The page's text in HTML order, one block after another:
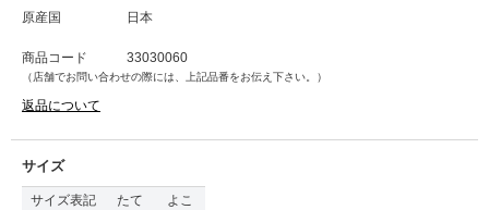
100年以上の歴史を誇り、数々の品質基準をクリアした製品で、特に熟練し
た職人による繊細な製造工程と、今治市特有の良質な水を使用することで、
原産国 日本
商品コード 33030060
（店舗でお問い合わせの際には、上記品番をお伝え下さい。）
返品について
サイズ
サイズ表記 たて
よこ